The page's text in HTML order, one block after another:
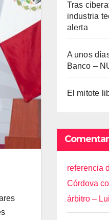
Tras
industria
alerta
A unos
Banco –
El mitote
referencia
Córdova
árbitro –